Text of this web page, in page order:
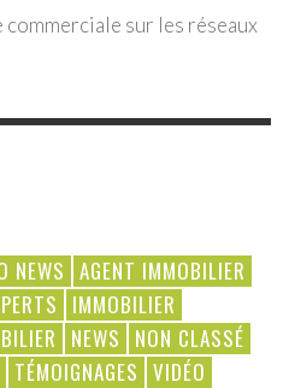
sur les réseaux
NEWS AGENT IMMOBILIER
IMMOBILIER
NEWS NON CLASSÉ
TÉMOIGNAGES VIDÉO